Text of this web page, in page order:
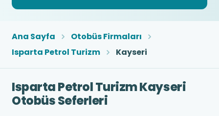
Ana Sayfa
Otobüs Firmaları
Isparta Petrol Turizm
Kayseri
Isparta Petrol Turizm Kayseri
Otobüs Seferleri